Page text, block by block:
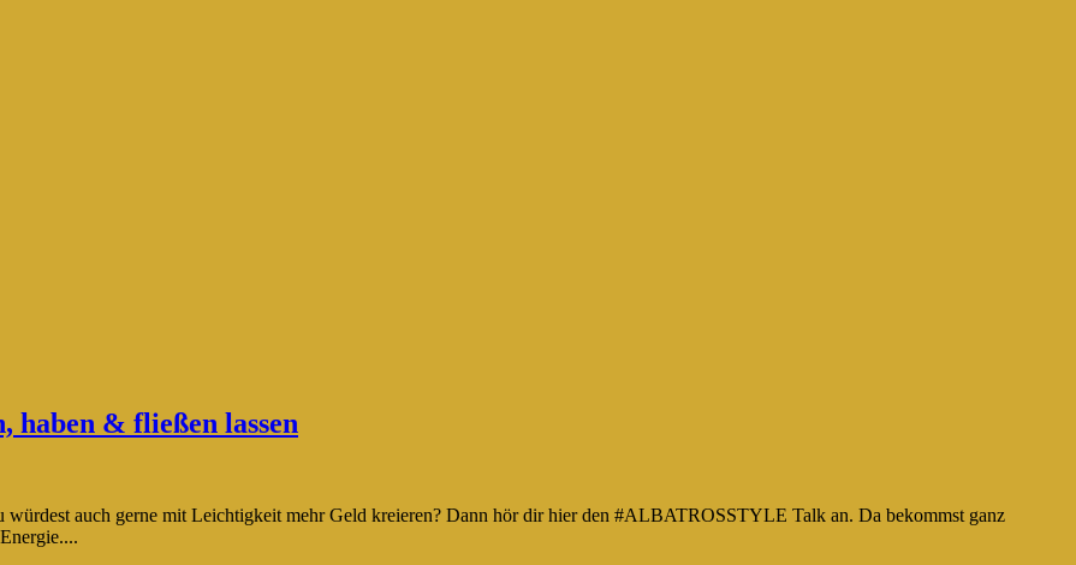
& fließen lassen
auch gerne mit Leichtigkeit mehr Geld kreieren? Dann hör dir hier den #ALBATROSSTYLE Talk an. Da bekommst ganz